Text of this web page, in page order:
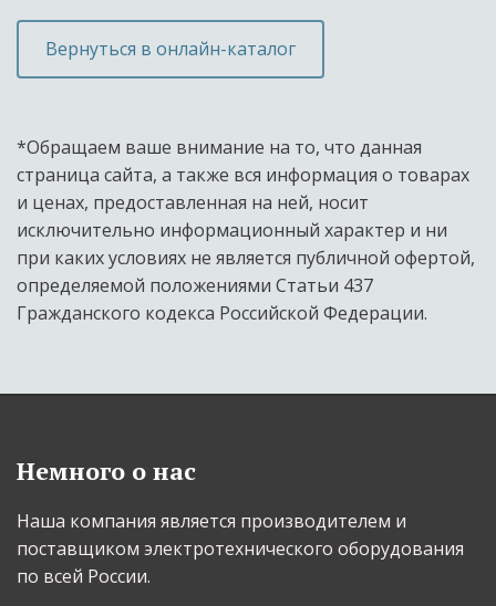
Вернуться в онлайн-каталог
*Обращаем ваше внимание на то, что данная
страница сайта, а также вся информация о товарах
и ценах, предоставленная на ней, носит
исключительно информационный характер и ни
при каких условиях не является публичной офертой,
определяемой положениями Статьи 437
Гражданского кодекса Российской Федерации.
Немного о нас
Наша компания является производителем и
поставщиком электротехнического оборудования
по всей России.